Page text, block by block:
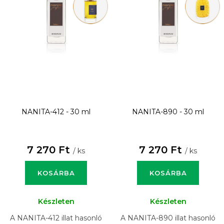
NANITA-412 - 30 ml
7 270 Ft / ks
KOSÁRBA
Készleten
A NANITA-412 illat hasonló
NANITA-890 - 30 ml
7 270 Ft / ks
KOSÁRBA
Készleten
A NANITA-890 illat hasonló